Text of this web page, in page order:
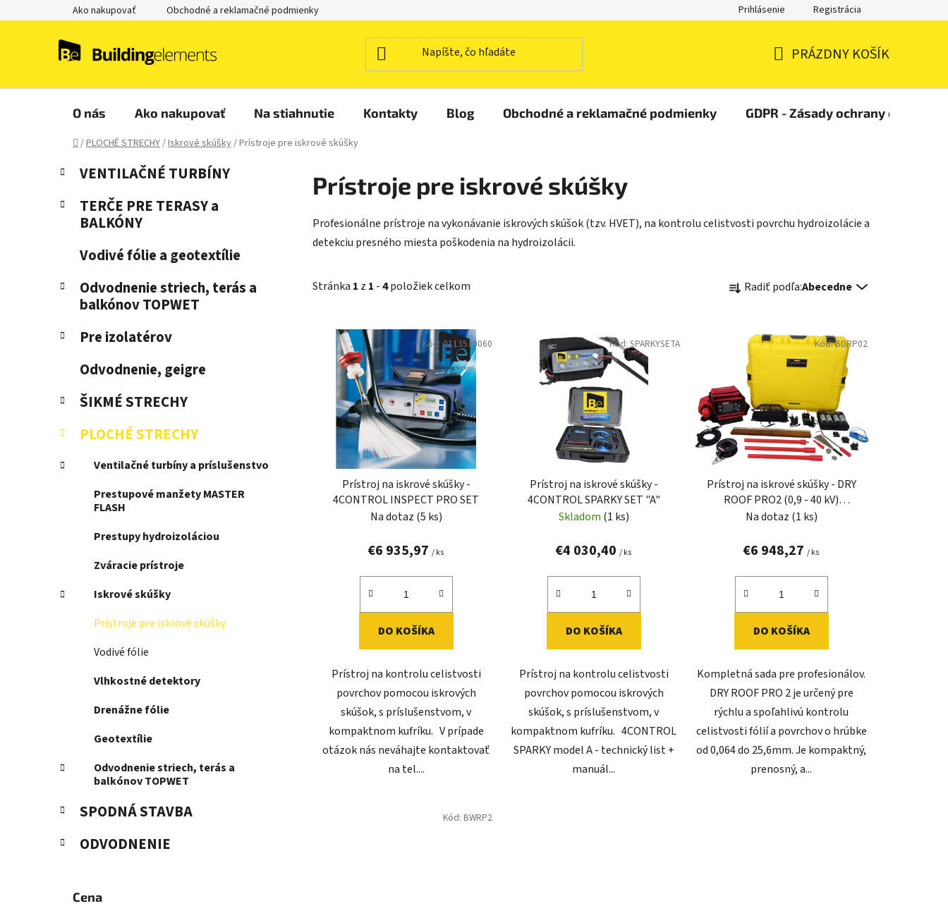
na
Ako nakupovať Obchodné a reklamačné podmienky Prihlásenie Registrácia
KOŠÍK
PRÁZDNY KOŠÍK
O nás Ako nakupovať Na stiahnutie Kontakty Blog Obchodné a reklamačné podmienky GDPR - Zásady ochrany
Domov
/PLOCHÉ STRECHY/Iskrové skúšky/Prístroje pre iskrové skúšky
B
č
n
l
Preskočiť
kategórie
K
a
e
e
VENTILAČNÉ TURBÍNY
TERČE PRE TERASY a
BALKÓNY
Vodivé fólie a geotextílie
Odvodnenie striech, terás a
balkónov TOPWET
Pre izolatérov
Odvodnenie, geigre
ŠIKMÉ STRECHY
PLOCHÉ STRECHY
Ventilačné turbíny a príslušenstvo
Prestupové manžety MASTER
FLASH
Prestupy hydroizoláciou
Zváracie prístroje
Iskrové skúšky
Prístroje pre iskrové skúšky
Vodivé fólie
Vlhkostné detektory
Drenážne fólie
Geotextílie
Odvodnenie striech, terás a
balkónov TOPWET
SPODNÁ STAVBA
ODVODNENIE
Cena
Prístroje pre iskrové skúšky
Profesionálne prístroje na vykonávanie iskrových skúšok (tzv. HVET), na kontrolu celistvosti povrchu hydroizolácie a
detekciu presného miesta poškodenia na hydroizolácii.
Stránka 1 z 1 -4položiek celkom
a
e
p
r
o
d
u
k
Radiť podľa:Abecedne
Prístroj na iskrové skúšky -
4CONTROL INSPECT PRO SET
Na dotaz (5 ks)
€6 935,97/ ks
DO KOŠÍKA
Prístroj na kontrolu celistvosti
povrchov pomocou iskrových
skúšok, s príslušenstvom, v
kompaktnom kufríku. V prípade
otázok nás neváhajte kontaktovať
na tel....
Kód:0113510060
Prístroj na iskrové skúšky -
4CONTROL SPARKY SET "A"
Skladom (1 ks)
€4 030,40/ ks
DO KOŠÍKA
Prístroj na kontrolu celistvosti
povrchov pomocou iskrových
skúšok, s príslušenstvom, v
kompaktnom kufríku. 4CONTROL
SPARKY model A - technický list +
manuál...
Kód: SPARKYSETA
Prístroj na iskrové skúšky - DRY
ROOF PRO2 (0,9 - 40 kV)
BUCKLEYS
Na dotaz (1 ks)
€6 948,27/ ks
DO KOŠÍKA
Kompletná sada pre profesionálov.
DRY ROOF PRO 2 je určený pre
rýchlu a spoľahlivú kontrolu
celistvosti fólií a povrchov o hrúbke
od 0,064 do 25,6mm. Je kompaktný,
prenosný, a...
Kód:BDRP02
Kód: BWRP2